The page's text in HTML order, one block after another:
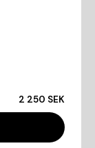
2 250 SEK